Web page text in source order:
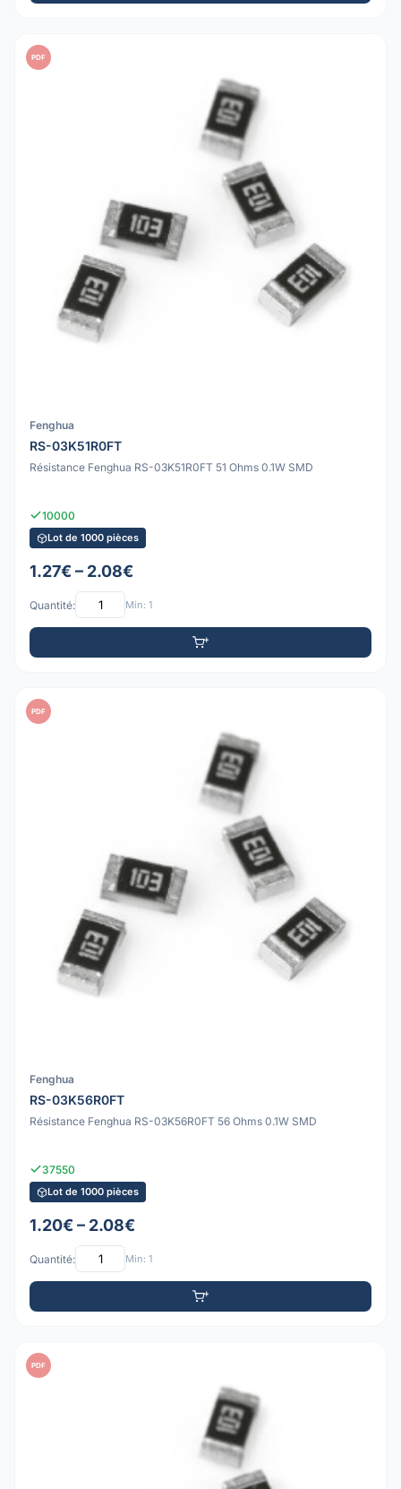
PDF
Fenghua
RS-03K51R0FT
Résistance Fenghua RS-03K51R0FT 51 Ohms 0.1W SMD
10000
Lot de 1000 pièces
1.27€ – 2.08€
Quantité: Min: 1
PDF
Fenghua
RS-03K56R0FT
Résistance Fenghua RS-03K56R0FT 56 Ohms 0.1W SMD
37550
Lot de 1000 pièces
1.20€ – 2.08€
Quantité: Min: 1
PDF